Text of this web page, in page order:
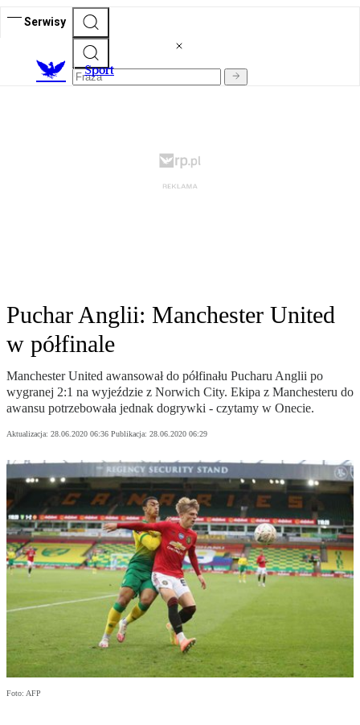
Serwisy
Sport
Puchar Anglii: Manchester United
w półfinale
Manchester United awansował do półfinału Pucharu Anglii po
wygranej 2:1 na wyjeździe z Norwich City. Ekipa z Manchesteru do
awansu potrzebowała jednak dogrywki - czytamy w Onecie.
Aktualizacja: 28.06.2020 06:36 Publikacja: 28.06.2020 06:29
Foto: AFP